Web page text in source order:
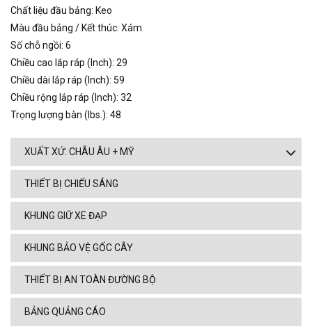
Chất liệu đầu bảng: Keo
Màu đầu bảng / Kết thúc: Xám
Số chỗ ngồi: 6
Chiều cao lắp ráp (Inch): 29
Chiều dài lắp ráp (Inch): 59
Chiều rộng lắp ráp (Inch): 32
Trọng lượng bàn (lbs.): 48
XUẤT XỨ: CHÂU ÂU + MỸ
THIẾT BỊ CHIẾU SÁNG
KHUNG GIỮ XE ĐẠP
KHUNG BẢO VỆ GỐC CÂY
THIẾT BỊ AN TOÀN ĐƯỜNG BỘ
BẢNG QUẢNG CÁO